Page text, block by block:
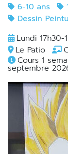
6-10 ans
Dessin
Lundi 17h30-
Le Patio
Cours 1
septembre